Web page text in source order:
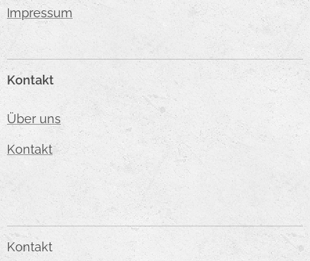
Impressum
Kontakt
Über uns
Kontakt
Kontakt